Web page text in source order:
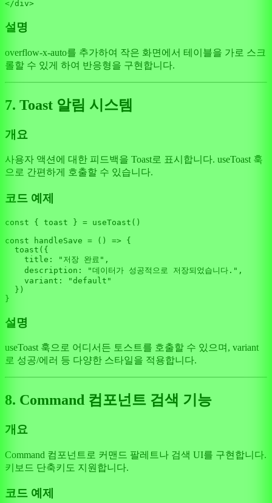
설명
overflow-x-auto를 추가하여 작은 화면에서 테이블을 가로 스크
롤할 수 있게 하여 반응형을 구현합니다.
7. Toast 알림 시스템
개요
사용자 액션에 대한 피드백을 Toast로 표시합니다. useToast 훅
으로 간편하게 호출할 수 있습니다.
코드 예제
const { toast } = useToast ()
const
handleSave = ( ) => {
toast ({
title : "저장 완료" ,
description : "데이터가 성공적으로 저장되었습니다." ,
variant :
"default"
  })
설명
useToast 훅으로 어디서든 토스트를 호출할 수 있으며, variant
로 성공/에러 등 다양한 스타일을 적용합니다.
8. Command 컴포넌트 검색 기능
개요
Command 컴포넌트로 커맨드 팔레트나 검색 UI를 구현합니다.
키보드 단축키도 지원합니다.
코드 예제